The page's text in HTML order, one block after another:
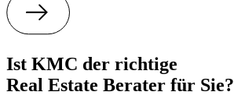
Ist KMC der richtige
Real Estate Berater für Sie?